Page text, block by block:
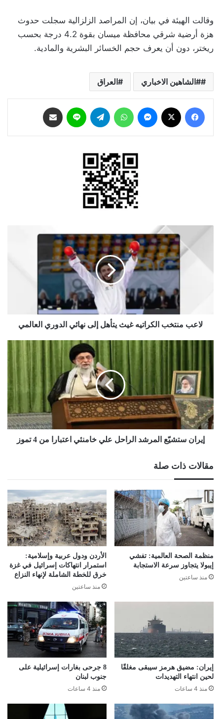
وقالت الهيئة في بيان، إن المراصد الزلزالية سجلت حدوث
هزة أرضية شرقي محافظة ميسان بقوة 4.2 درجة بحسب
ريختر، دون أن يعرف حجم الخسائر البشرية والمادية.
#الشاهين الاخباري العراق
فيسبوك ماسنجر واتساب تيلقرام لاين
لاعب منتخب الكراتيه غيث يتأهل إلى نهائي الدوري العالمي
الراحل
خامنئي
اعتبارا
من
4
تموزإيران ستشيّع المرشد الراحل علي خامنئي اعتبارا من 4 تموز
مقالات ذات صلة
منظمة الصحة العالمية: تفشي
إيبولا يتجاوز سرعة الاستجابة
منذ ساعتين
الأردن ودول عربية وإسلامية:
استمرار انتهاكات إسرائيل في غزة
خرق للخطة الشاملة لإنهاء النزاع
منذ ساعتين
إيران: مضيق هرمز سيبقى مغلقًا
لحين انتهاء التهديدات
منذ 4 ساعات
8 جرحى بغارات إسرائيلية على
جنوب لبنان
منذ 4 ساعات